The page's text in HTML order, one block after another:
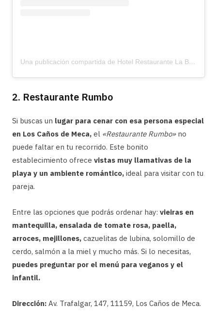
Una publicación compartida de Hotel Restaurante La Breña (@labrenahotel)
2. Restaurante Rumbo
Si buscas un lugar para cenar con esa persona especial
en Los Caños de Meca, el «Restaurante Rumbo»no
puede faltar en tu recorrido. Este bonito
establecimiento ofrece vistas muy llamativas de la
playa y un ambiente romántico, ideal para visitar con tu
pareja.
Entre las opciones que podrás ordenar hay: vieiras en
mantequilla, ensalada de tomate rosa, paella,
arroces, mejillones, cazuelitas de lubina, solomillo de
cerdo, salmón a la miel y mucho más. Si lo necesitas,
puedes preguntar por el menú para veganos y el
infantil.
Dirección: Av. Trafalgar, 147, 11159, Los Caños de Meca.